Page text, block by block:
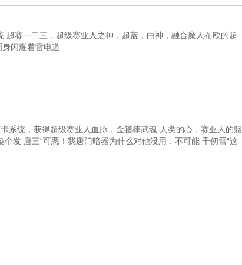
超赛一二三，超级赛亚人之神，超蓝，白神，融合魔人布欧的超
身闪耀着雷电道
系统，获得超级赛亚人血脉，金箍棒武魂 人类的心，赛亚人的躯
发 唐三“可恶！我唐门暗器为什么对他没用，不可能 千仞雪“这